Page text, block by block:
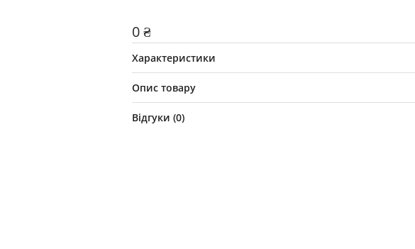
0 ₴
Характеристики
Опис товару
Відгуки (0)